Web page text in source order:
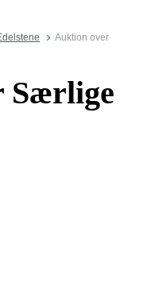
Auktion over
Særlige